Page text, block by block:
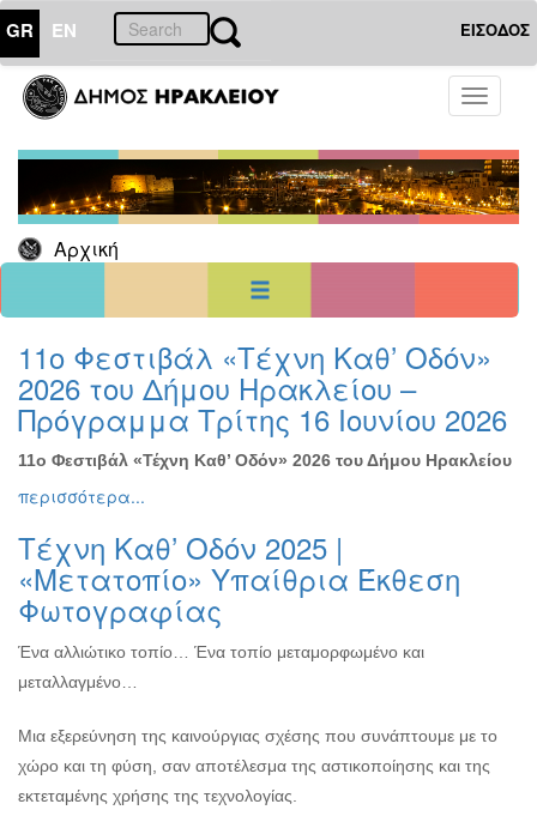
GR EN ΕΙΣΟΔΟΣ
Toggle
Αρχική
15
Ιούλιος
2025
Τρι Τετ Πεμ Παρ Σαβ
1 2 3 4
5
6
13
14 15 16 17 18
19
26
ΗΜΕΡΟΛΟΓΙΟ
ΕΚΔΗΛΩΣΕΩΝ
Χριστούγεννα
-
Πρωτοχρονιά
Ζωγραφική
Φωτογραφία
Τραγούδι
Μουσική
Χορός
Θέατρο
Παζάρι
11ο Φεστιβάλ «Τέχνη Καθ’ Οδόν»
2026 του Δήμου Ηρακλείου –
Πρόγραμμα Τρίτης 16 Ιουνίου 2026
11ο Φεστιβάλ «Τέχνη Καθ’ Οδόν» 2026 του Δήμου Ηρακλείου
περισσότερα...
Τέχνη Καθ’ Οδόν 2025 |
«Μετατοπίο» Υπαίθρια Έκθεση
Φωτογραφίας
Ένα αλλιώτικο τοπίο… Ένα τοπίο μεταμορφωμένο και
μεταλλαγμένο…
Μια εξερεύνηση της καινούργιας σχέσης που συνάπτουμε με το
χώρο και τη φύση, σαν αποτέλεσμα της αστικοποίησης και της
εκτεταμένης χρήσης της τεχνολογίας.